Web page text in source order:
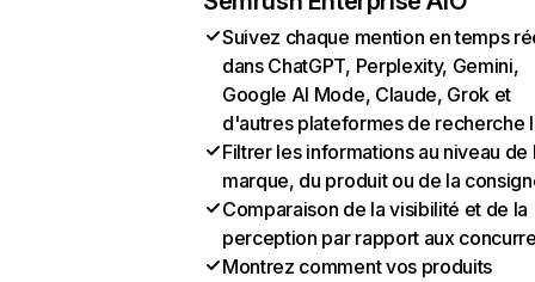
Suivez chaque mention en temps
dans ChatGPT, Perplexity, Gemini,
Google AI Mode, Claude, Grok et
d'autres plateformes de recherche
Filtrer les informations au niveau de
marque, du produit ou de la
Comparaison de la visibilité et de la
perception par rapport aux
Montrez comment vos produits